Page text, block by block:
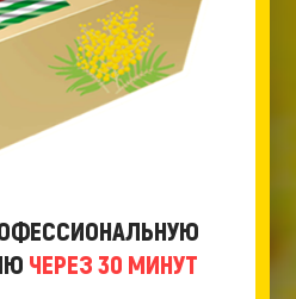
ЧЕРЕЗ 30 МИНУТ